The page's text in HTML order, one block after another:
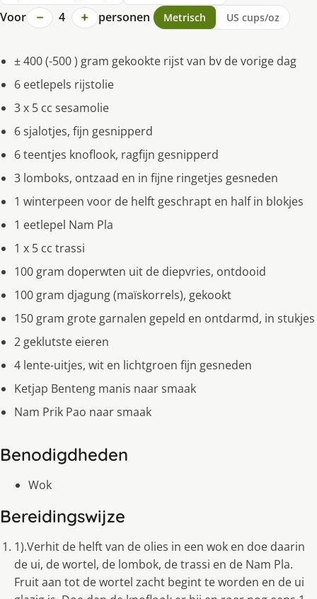
Voor − 4 + personen Metrisch US cups/oz
± 400 (-500 ) gram gekookte rijst van bv de vorige dag
6 eetlepels rijstolie
3 x 5 cc sesamolie
6 sjalotjes, fijn gesnipperd
6 teentjes knoflook, ragfijn gesnipperd
3 lomboks, ontzaad en in fijne ringetjes gesneden
1 winterpeen voor de helft geschrapt en half in blokjes
1 eetlepel Nam Pla
1 x 5 cc trassi
100 gram doperwten uit de diepvries, ontdooid
100 gram djagung (maïskorrels), gekookt
150 gram grote garnalen gepeld en ontdarmd, in stukjes
2 geklutste eieren
4 lente-uitjes, wit en lichtgroen fijn gesneden
Ketjap Benteng manis naar smaak
Nam Prik Pao naar smaak
Benodigdheden
Wok
Bereidingswijze
1).Verhit de helft van de olies in een wok en doe daarin
de ui, de wortel, de lombok, de trassi en de Nam Pla.
Fruit aan tot de wortel zacht begint te worden en de ui